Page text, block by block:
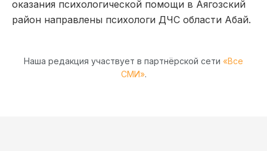
оказания психологической помощи в Аягозский
район направлены психологи ДЧС области Абай.
Наша редакция участвует в партнёрской сети «Все
СМИ».